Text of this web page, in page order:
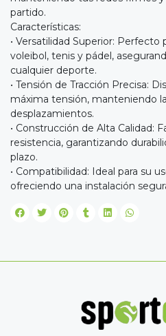
partido.
Características:
• Versatilidad Superior: Perfecto
voleibol, tenis y pádel,
cualquier deporte.
• Tensión de Tracción Precisa:
máxima tensión, manteniendo
desplazamientos.
• Construcción de Alta Calidad:
resistencia, garantizando
plazo.
• Compatibilidad: Ideal para su
ofreciendo una instalación